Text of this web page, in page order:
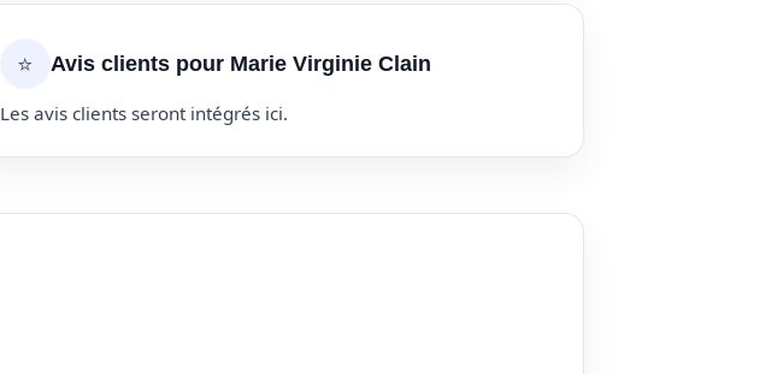
⭐ Avis clients pour Marie Virginie Clain
Les avis clients seront intégrés ici.